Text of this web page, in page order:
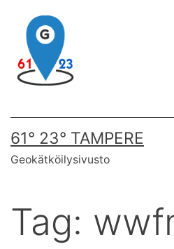
content
61° 23° TAMPERE
Geokätköilysivusto
Tag: